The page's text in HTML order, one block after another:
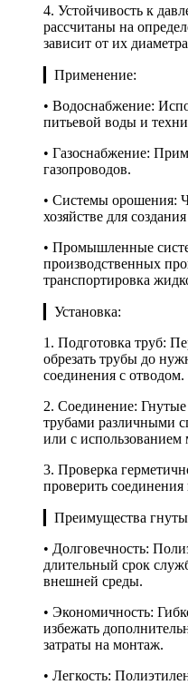
4. Устойчивость к
рассчитаны на
зависит от их
▎Применение:
• Водоснабжение:
питьевой воды и
• Газоснабжение:
газопроводов.
• Системы орошения:
хозяйстве для
• Промышленные
производственных
транспортировка
▎Установка:
1. Подготовка труб:
обрезать трубы до
соединения с отводом.
2. Соединение: Гнутые
трубами различными
или с использованием
3. Проверка
проверить соединения
▎Преимущества
• Долговечность:
длительный срок
внешней среды.
• Экономичность:
избежать
затраты на монтаж.
• Легкость: